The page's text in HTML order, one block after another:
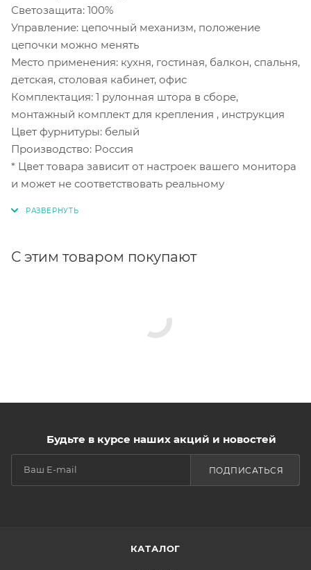
Светозащита: 100%
Управление: цепочный механизм, положение
цепочки можно менять
Место применения: кухня, гостиная, балкон, спальня,
детская, столовая кабинет, офис
Комплектация: 1 рулонная штора в сборе,
монтажный комплект для крепления , инструкция
Цвет фурнитуры: белый
Производство: Россия
* Цвет товара зависит от настроек вашего монитора
и может не соответствовать реальному
С этим товаром покупают
Будьте в курсе наших акций и новостей
ПОДПИСАТЬСЯ
КАТАЛОГ